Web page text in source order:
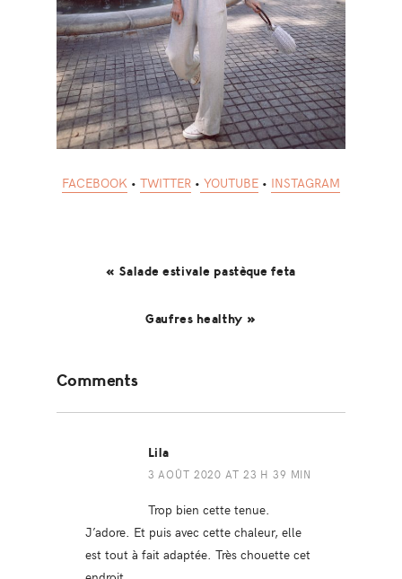
FACEBOOK • TWITTER • YOUTUBE • INSTAGRAM
« Salade estivale pastèque feta
Gaufres healthy »
Interactions
Comments
Lila
3 AOÛT 2020 AT 23 H 39 MIN
Trop bien cette tenue.
J’adore. Et puis avec cette chaleur, elle
est tout à fait adaptée. Très chouette cet